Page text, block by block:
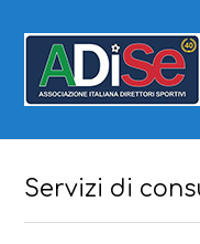
Servizi di